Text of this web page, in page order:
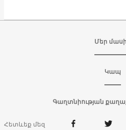
Մեր
Կապ
Գաղտնիության
Հետևեք մեզ